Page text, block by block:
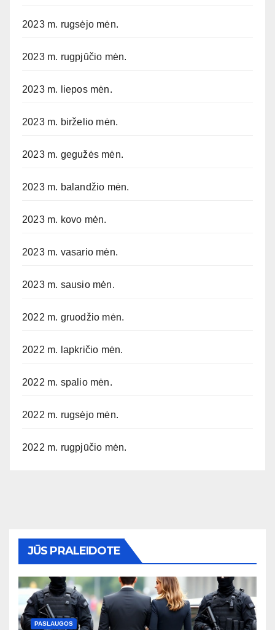
2023 m. rugsėjo mėn.
2023 m. rugpjūčio mėn.
2023 m. liepos mėn.
2023 m. birželio mėn.
2023 m. gegužės mėn.
2023 m. balandžio mėn.
2023 m. kovo mėn.
2023 m. vasario mėn.
2023 m. sausio mėn.
2022 m. gruodžio mėn.
2022 m. lapkričio mėn.
2022 m. spalio mėn.
2022 m. rugsėjo mėn.
2022 m. rugpjūčio mėn.
JŪS PRALEIDOTE
PASLAUGOS